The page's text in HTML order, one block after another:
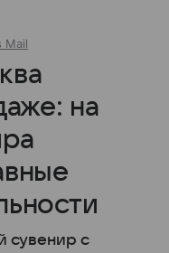
Mail
на
сувенир с